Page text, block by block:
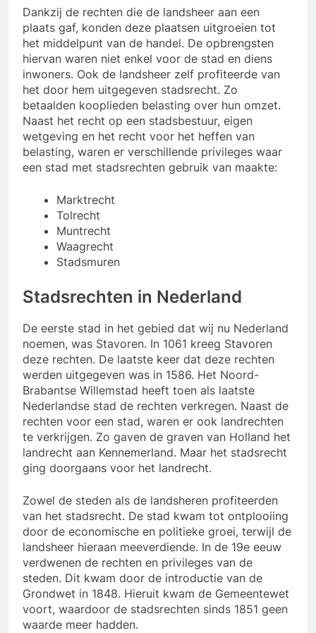
Dankzij de rechten die de landsheer aan een
plaats gaf, konden deze plaatsen uitgroeien tot
het middelpunt van de handel. De opbrengsten
hiervan waren niet enkel voor de stad en diens
inwoners. Ook de landsheer zelf profiteerde van
het door hem uitgegeven stadsrecht. Zo
betaalden kooplieden belasting over hun omzet.
Naast het recht op een stadsbestuur, eigen
wetgeving en het recht voor het heffen van
belasting, waren er verschillende privileges waar
een stad met stadsrechten gebruik van maakte:
Marktrecht
Tolrecht
Muntrecht
Waagrecht
Stadsmuren
Stadsrechten in Nederland
De eerste stad in het gebied dat wij nu Nederland
noemen, was Stavoren. In 1061 kreeg Stavoren
deze rechten. De laatste keer dat deze rechten
werden uitgegeven was in 1586. Het Noord-
Brabantse Willemstad heeft toen als laatste
Nederlandse stad de rechten verkregen. Naast de
rechten voor een stad, waren er ook landrechten
te verkrijgen. Zo gaven de graven van Holland het
landrecht aan Kennemerland. Maar het stadsrecht
ging doorgaans voor het landrecht.
Zowel de steden als de landsheren profiteerden
van het stadsrecht. De stad kwam tot ontplooiing
door de economische en politieke groei, terwijl de
landsheer hieraan meeverdiende. In de 19e eeuw
verdwenen de rechten en privileges van de
steden. Dit kwam door de introductie van de
Grondwet in 1848. Hieruit kwam de Gemeentewet
voort, waardoor de stadsrechten sinds 1851 geen
waarde meer hadden.